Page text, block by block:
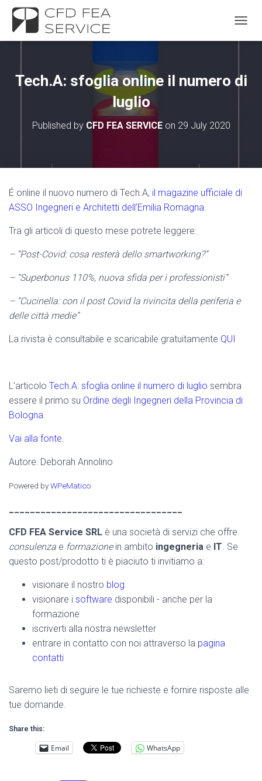
Tech.A: sfoglia online il numero di
luglio
Published by CFD FEA SERVICEon 29 July 2020
É online il nuovo numero di Tech.A, il magazine ufficiale di
ASSO Ingegneri e Architetti dell’Emilia Romagna.
Tra gli articoli di questo mese potrete leggere:
– “Post-Covid: cosa resterà dello smartworking?”
– “Superbonus 110%, nuova sfida per i professionisti”
– “Cucinella: con il post Covid la rivincita della periferia e
delle città medie”
La rivista è consultabile e scaricabile gratuitamente QUI
L’articolo Tech.A: sfoglia online il numero di luglio sembra
essere il primo su Ordine degli Ingegneri della Provincia di
Bologna.
Vai alla fonte.
Autore: Deborah Annolino
Powered byWPeMatico
CFD FEA Service SRL è una società di servizi che offre
consulenza e formazionein ambito ingegneria e IT. Se
questo post/prodotto ti è piaciuto ti invitiamo a:
visionare il nostro blog
visionare i software disponibili - anche per la
formazione
iscriverti alla nostra newsletter
entrare in contatto con noi attraverso la pagina
contatti
Saremo lieti di seguire le tue richieste e fornire risposte alle
tue domande.
Share this:
Email WhatsApp